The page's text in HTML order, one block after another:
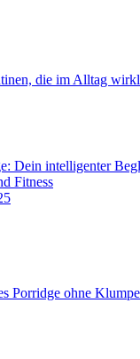
die im Alltag
Dein intelligenter
Fitness
Porridge ohne